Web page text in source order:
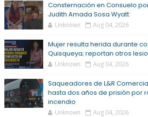
Consternación en Consuelo
Judith Amada Sosa Wyatt
Unknown Aug 04, 2026
Mujer resulta herida durante
Quisqueya; reportan otros
Unknown Aug 04, 2026
Saqueadores de L&R
hasta dos años de prisión por
incendio
Unknown Aug 04, 2026